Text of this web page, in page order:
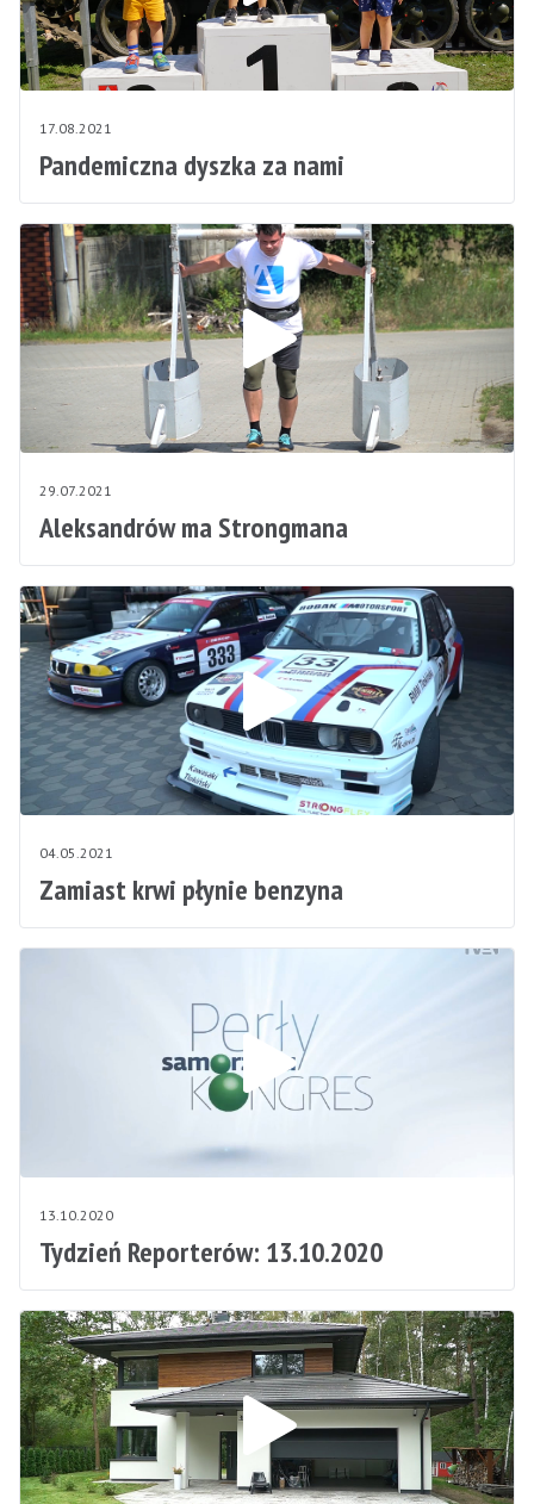
17.08.2021
Pandemiczna dyszka za nami
29.07.2021
Aleksandrów ma Strongmana
04.05.2021
Zamiast krwi płynie benzyna
13.10.2020
Tydzień Reporterów: 13.10.2020